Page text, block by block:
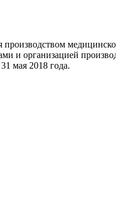
и организацией
мая 2018 года.